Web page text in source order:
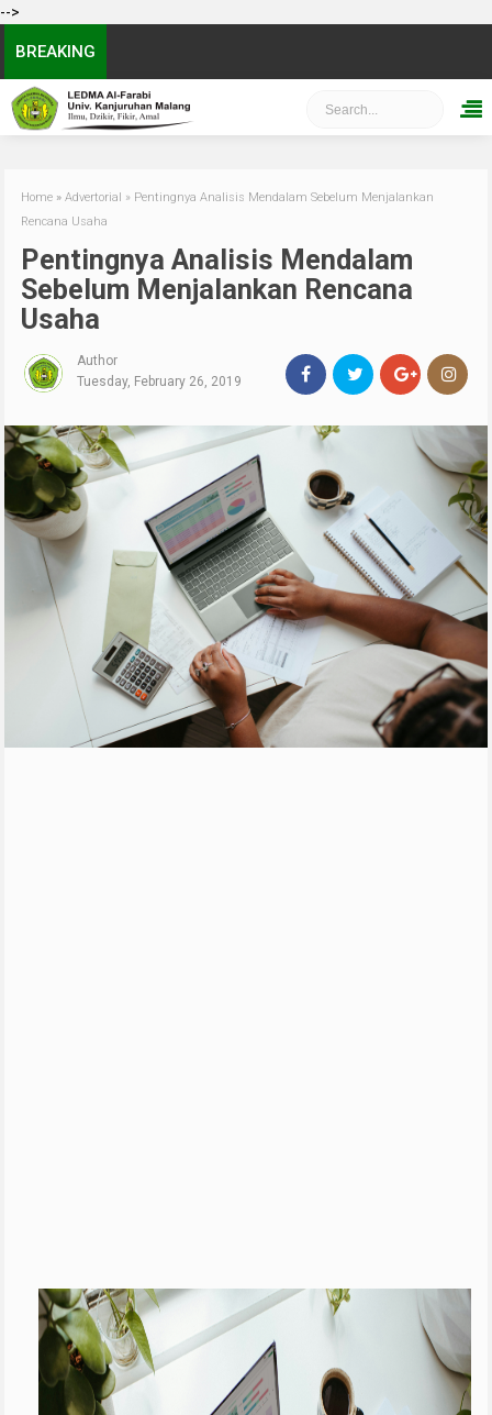
-->
BREAKING
Home »Advertorial » Pentingnya Analisis Mendalam Sebelum Menjalankan
Rencana Usaha
Pentingnya Analisis Mendalam
Sebelum Menjalankan Rencana
Usaha
Author
Tuesday, February 26, 2019